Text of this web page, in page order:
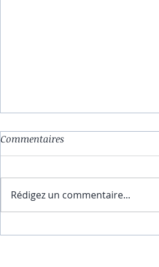
Commentaires
Rédigez un commentaire...